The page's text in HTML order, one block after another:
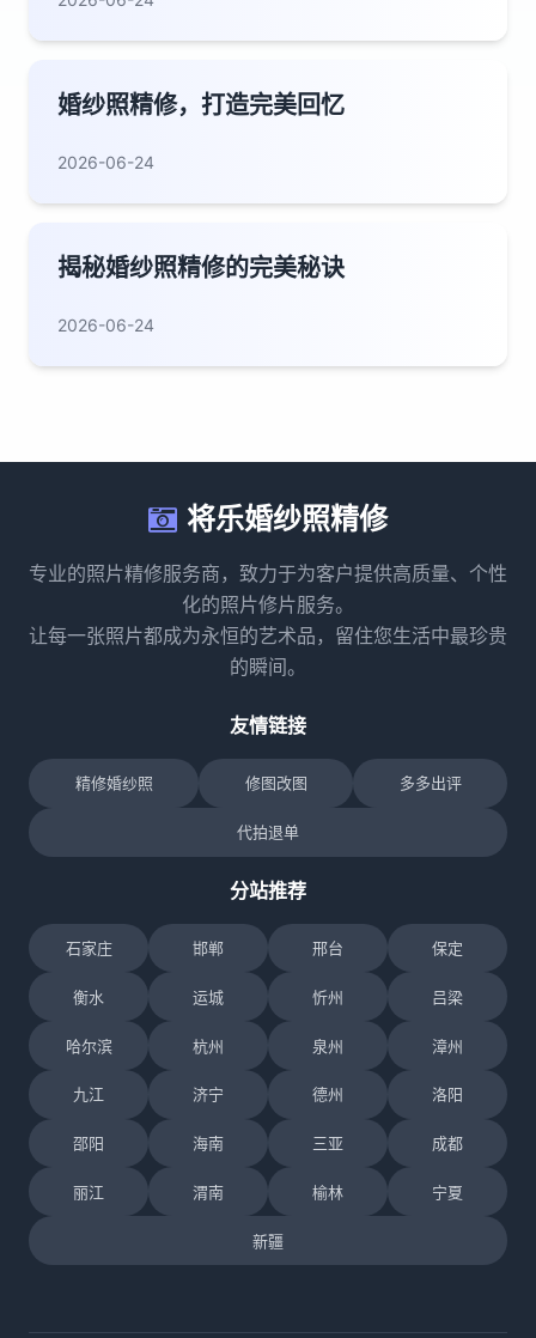
婚纱照精修，打造完美回忆
2026-06-24
揭秘婚纱照精修的完美秘诀
2026-06-24
将乐婚纱照精修
专业的照片精修服务商，致力于为客户提供高质量、个性
化的照片修片服务。
让每一张照片都成为永恒的艺术品，留住您生活中最珍贵
的瞬间。
友情链接
精修婚纱照 修图改图 多多出评
代拍退单
分站推荐
石家庄 邯郸 邢台 保定
衡水 运城 忻州 吕梁
哈尔滨 杭州 泉州 漳州
九江 济宁 德州 洛阳
邵阳 海南 三亚 成都
丽江 渭南 榆林 宁夏
新疆